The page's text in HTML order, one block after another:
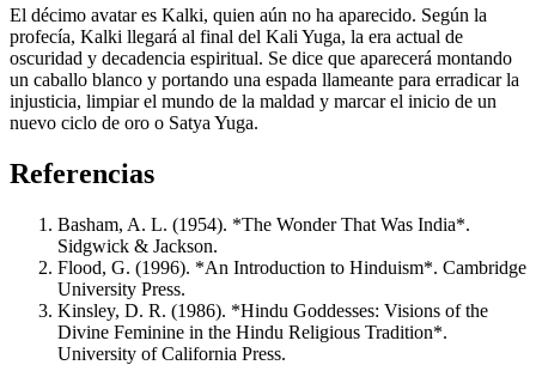
El décimo avatar es Kalki, quien aún no ha aparecido. Según la
profecía, Kalki llegará al final del Kali Yuga, la era actual de
oscuridad y decadencia espiritual. Se dice que aparecerá montando
un caballo blanco y portando una espada llameante para erradicar la
injusticia, limpiar el mundo de la maldad y marcar el inicio de un
nuevo ciclo de oro o Satya Yuga.
Referencias
Basham, A. L. (1954). *The Wonder That Was India*.
Sidgwick & Jackson.
Flood, G. (1996). *An Introduction to Hinduism*. Cambridge
University Press.
Kinsley, D. R. (1986). *Hindu Goddesses: Visions of the
Divine Feminine in the Hindu Religious Tradition*.
University of California Press.